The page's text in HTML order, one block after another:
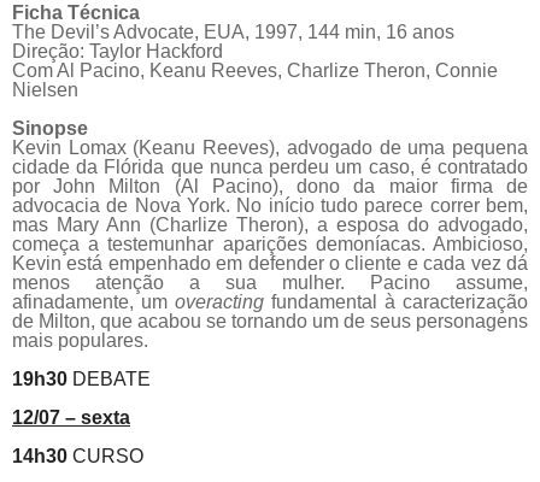
Ficha Técnica
The Devil’s Advocate, EUA, 1997, 144 min, 16 anos
Direção: Taylor Hackford
Com Al
Pacino, Keanu Reeves, Charlize Theron, Connie
Nielsen
Sinopse
Kevin Lomax (Keanu Reeves), advogado de uma pequena
cidade da Flórida que nunca perdeu um caso, é contratado
por John Milton (Al
Pacino), dono da maior firma de
advocacia de Nova York. No início tudo parece correr bem,
mas Mary Ann (Charlize Theron), a esposa do advogado,
começa a testemunhar aparições demoníacas. Ambicioso,
Kevin está empenhado em defender o cliente e cada vez dá
menos atenção a sua mulher.
Pacino assume,
afinadamente, um overacting fundamental à caracterização
de Milton, que acabou se tornando um de seus personagens
mais populares.
19h30 DEBATE
12/07 – sexta
14h30 CURSO